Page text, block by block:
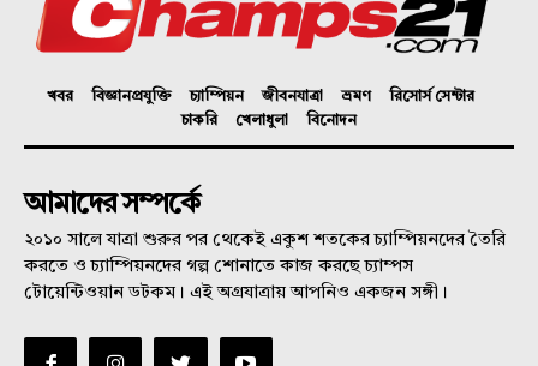
খবর বিজ্ঞানপ্রযুক্তি চ্যাম্পিয়ন জীবনযাত্রা ভ্রমণ
রিসোর্স সেন্টার
চাকরি
খেলাধুলা বিনোদন
আমাদের সম্পর্কে
২০১০ সালে যাত্রা শুরুর পর থেকেই একুশ শতকের চ্যাম্পিয়নদের তৈরি
করতে ও চ্যাম্পিয়নদের গল্প শোনাতে কাজ করছে চ্যাম্পস
টোয়েন্টিওয়ান ডটকম। এই অগ্রযাত্রায় আপনিও একজন সঙ্গী।